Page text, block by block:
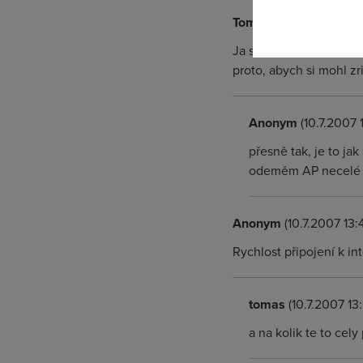
Tomas
Ja se ptal jen proto,
proto, abych si mohl
Anonym (10.7.2007
přesně tak, je to
odeměm AP
Anonym (10.7.2007
Rychlost připojení k
tomas (10.7.2007
a na kolik te to